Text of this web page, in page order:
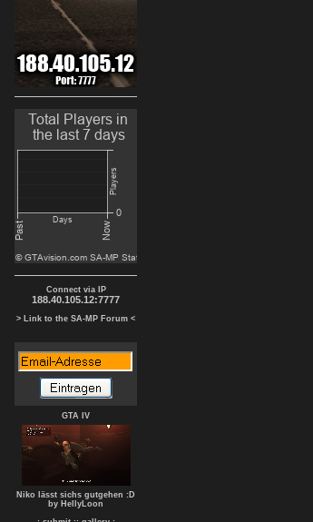
Connect via IP
188.40.105.12:7777
> Link to the SA-MP Forum <
GTA IV
Niko lässt sichs gutgehen :D
by HellyLoon